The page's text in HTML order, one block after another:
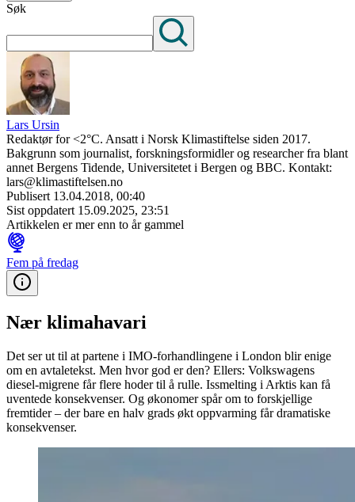
Søk
Lars Ursin
Redaktør for <2°C. Ansatt i Norsk Klimastiftelse siden 2017.
Bakgrunn som journalist, forskningsformidler og researcher fra blant
annet Bergens Tidende, Universitetet i Bergen og BBC. Kontakt:
lars@klimastiftelsen.no
Publisert 13.04.2018, 00:40
Sist oppdatert 15.09.2025, 23:51
Artikkelen er mer enn to år gammel
Fem på fredag
Nær klimahavari
Det ser ut til at partene i IMO-forhandlingene i London blir enige
om en avtaletekst. Men hvor god er den? Ellers: Volkswagens
diesel-migrene får flere hoder til å rulle. Issmelting i Arktis kan få
uventede konsekvenser. Og økonomer spår om to forskjellige
fremtider – der bare en halv grads økt oppvarming får dramatiske
konsekvenser.